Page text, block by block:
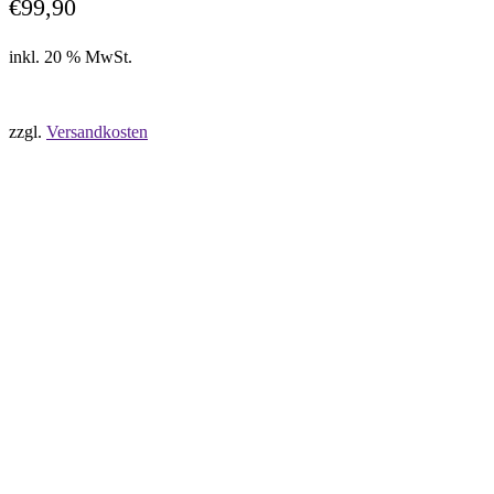
€99,90
inkl. 20 % MwSt.
zzgl. Versandkosten